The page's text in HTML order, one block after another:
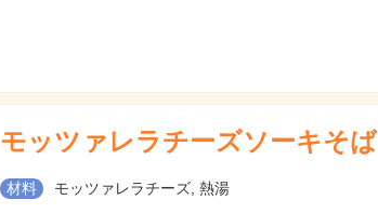
モッツァレラチーズソーキそば
材料 モッツァレラチーズ, 熱湯